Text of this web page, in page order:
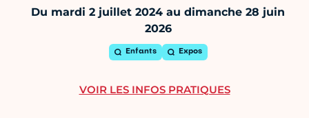
Du mardi 2 juillet 2024 au dimanche 28 juin
2026
Enfants Expos
VOIR LES INFOS PRATIQUES